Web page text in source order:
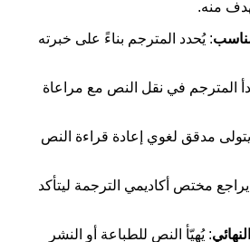
منه.
: يُحدد المترجم بناءً على خبرته
المترجم في نقل النص مع مراعاة
مدقق لغوي إعادة قراءة النص
مختص أكاديمي الترجمة ليتأكد
: يُهيّأ النص للطباعة أو النشر